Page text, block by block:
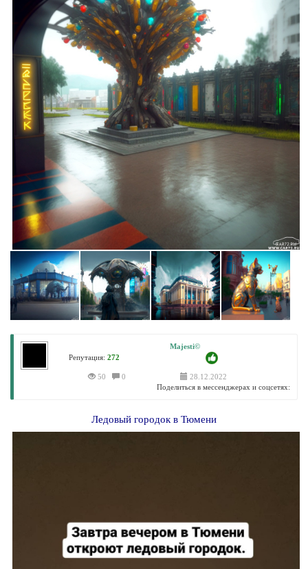
Majesti©
Репутация:272
50 0
28.12.2022
Поделиться в мессенджерах и соцсетях:
Ледовый городок в Тюмени